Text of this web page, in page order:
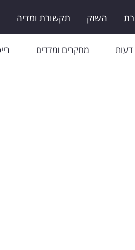
השוק תקשורת ומדיה
דעות מחקרים ומדדים